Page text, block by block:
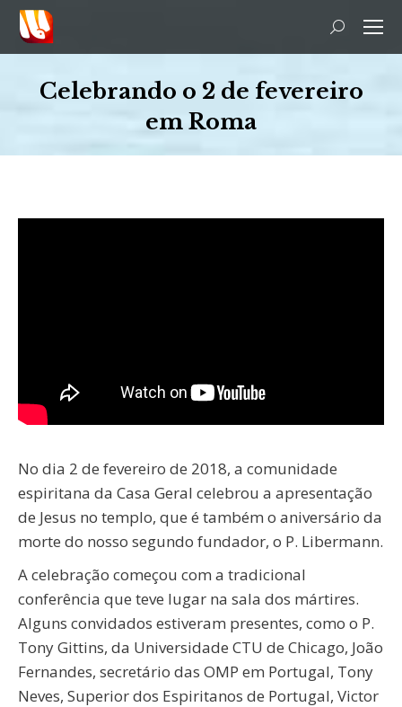
Search:
Celebrando o 2 de fevereiro
em Roma
No dia 2 de fevereiro de 2018, a comunidade
espiritana da Casa Geral celebrou a apresentação
de Jesus no templo, que é também o aniversário da
morte do nosso segundo fundador, o P. Libermann.
A celebração começou com a tradicional
conferência que teve lugar na sala dos mártires.
Alguns convidados estiveram presentes, como o P.
Tony Gittins, da Universidade CTU de Chicago, João
Fernandes, secretário das OMP em Portugal, Tony
Neves, Superior dos Espiritanos de Portugal, Victor